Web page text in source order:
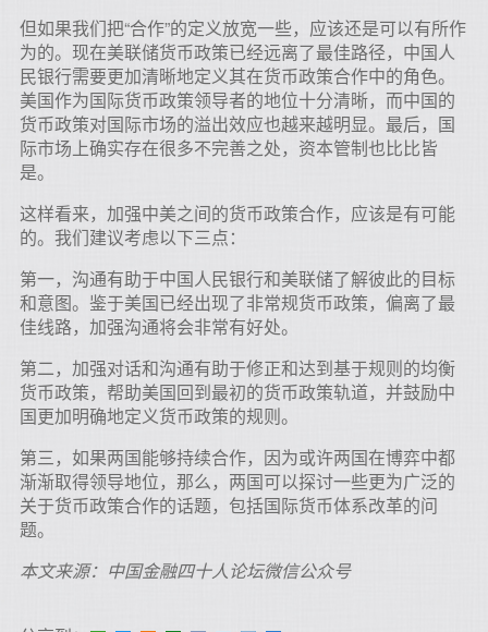
但如果我们把“合作”的定义放宽一些，应该还是可以有所作
为的。现在美联储货币政策已经远离了最佳路径，中国人
民银行需要更加清晰地定义其在货币政策合作中的角色。
美国作为国际货币政策领导者的地位十分清晰，而中国的
货币政策对国际市场的溢出效应也越来越明显。最后，国
际市场上确实存在很多不完善之处，资本管制也比比皆
是。
这样看来，加强中美之间的货币政策合作，应该是有可能
的。我们建议考虑以下三点：
第一，沟通有助于中国人民银行和美联储了解彼此的目标
和意图。鉴于美国已经出现了非常规货币政策，偏离了最
佳线路，加强沟通将会非常有好处。
第二，加强对话和沟通有助于修正和达到基于规则的均衡
货币政策，帮助美国回到最初的货币政策轨道，并鼓励中
国更加明确地定义货币政策的规则。
第三，如果两国能够持续合作，因为或许两国在博弈中都
渐渐取得领导地位，那么，两国可以探讨一些更为广泛的
关于货币政策合作的话题，包括国际货币体系改革的问
题。
本文来源：中国金融四十人论坛微信公众号